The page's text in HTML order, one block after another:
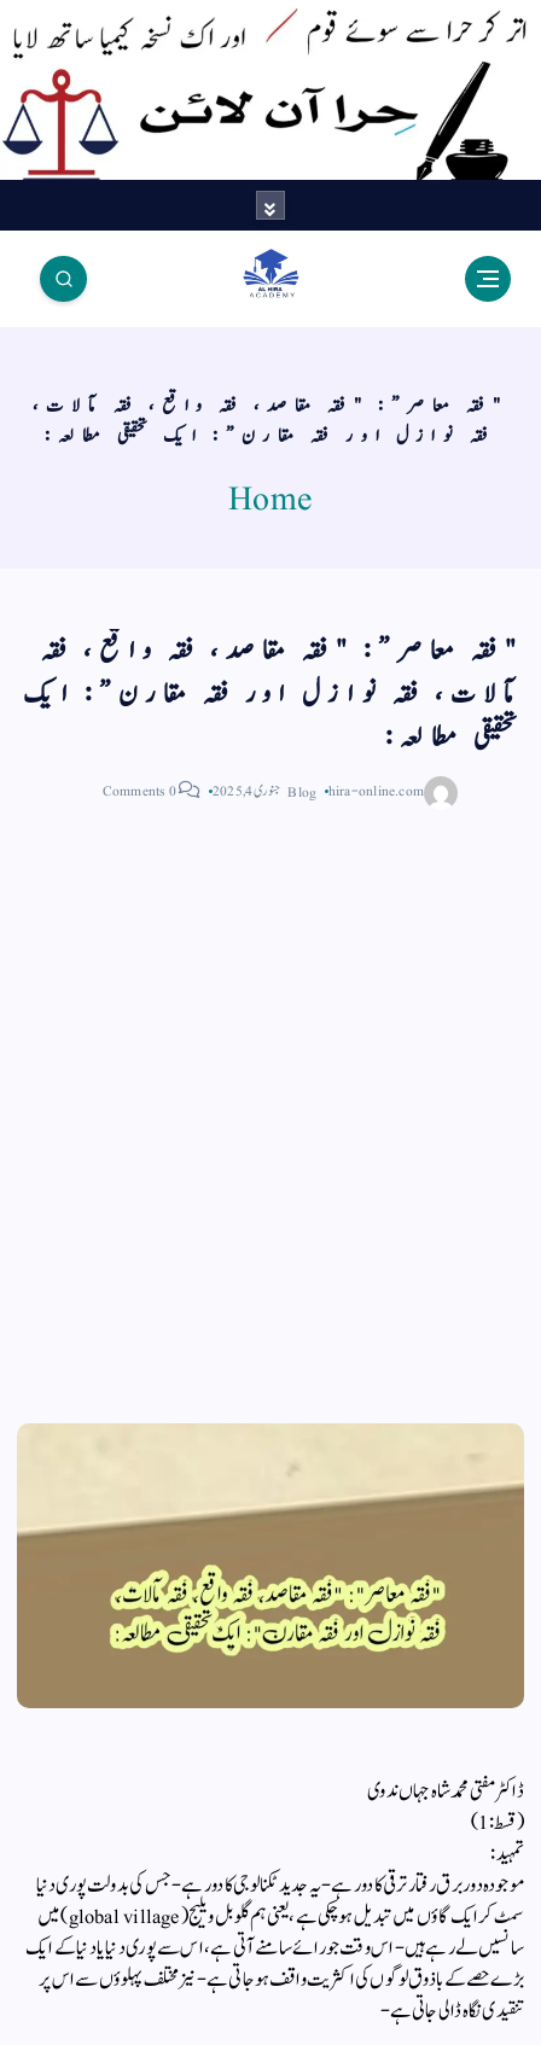
اک نسخہ کیمیا ساتھ لایا
"فقہ معاصر”: "فقہ مقاصد، فقہ واقع، فقہ مآلات،
فقہ نوازل اور فقہ مقارن”: ایک تحقیقی مطالعہ:
Home
"فقہ معاصر”: "فقہ مقاصد، فقہ واقع، فقہ
مآلات، فقہ نوازل اور فقہ مقارن”: ایک
تحقیقی مطالعہ:
hira-online.com
Blog جنوری 4, 2025 0 Comments
ڈاکٹر مفتی محمد شاہ جہاں ندوی
(قسط:1)
تمہید:
موجودہ دور برق رفتار ترقی کا دور ہے- یہ جدید ٹکنالوجی کا دور ہے- جس کی بدولت پوری دنیا
سمٹ کر ایک گاؤں میں تبدیل ہوچکی ہے، یعنی ہم گلوبل ویلیج (global village) میں
سانسیں لے رہے ہیں- اس وقت جو رائے سامنے آتی ہے، اس سے پوری دنیا یا دنیا کے ایک
بڑے حصے کے با ذوق لوگوں کی اکثریت واقف ہوجاتی ہے- نیز مختلف پہلوؤں سے اس پر
تنقیدی نگاہ ڈالی جاتی ہے-